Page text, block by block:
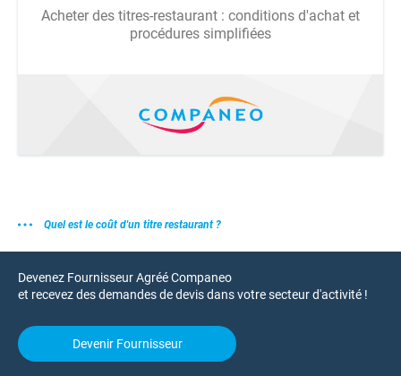
Acheter des titres-restaurant : conditions d'achat et
procédures simplifiées
Quel est le coût d'un titre restaurant ?
Devenez Fournisseur Agréé Companeo
et recevez des demandes de devis dans votre secteur d'activité !
Devenir Fournisseur